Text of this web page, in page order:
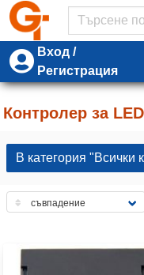
Вход /
Регистрация
Контролер за
В категория "Всички